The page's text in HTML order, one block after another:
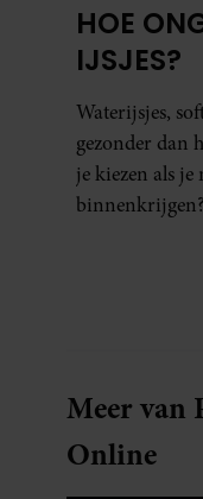
HOE
IJSJES?
Waterijsjes,
gezonder dan
je kiezen als
binnenkrijgen?
Meer van
Online